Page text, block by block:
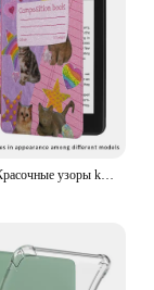
Kindle чехол Красочные узоры kindle2022 11th 6in paperwhite5th силиконовый мягкий чехол funda 2021 11th 8th generation